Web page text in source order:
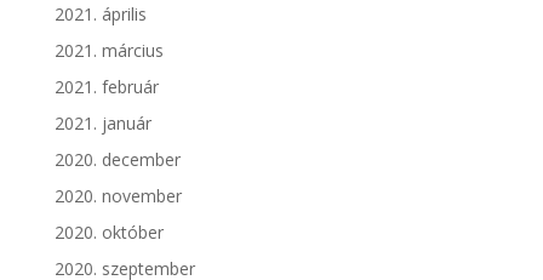
2021. április
2021. március
2021. február
2021. január
2020. december
2020. november
2020. október
2020. szeptember